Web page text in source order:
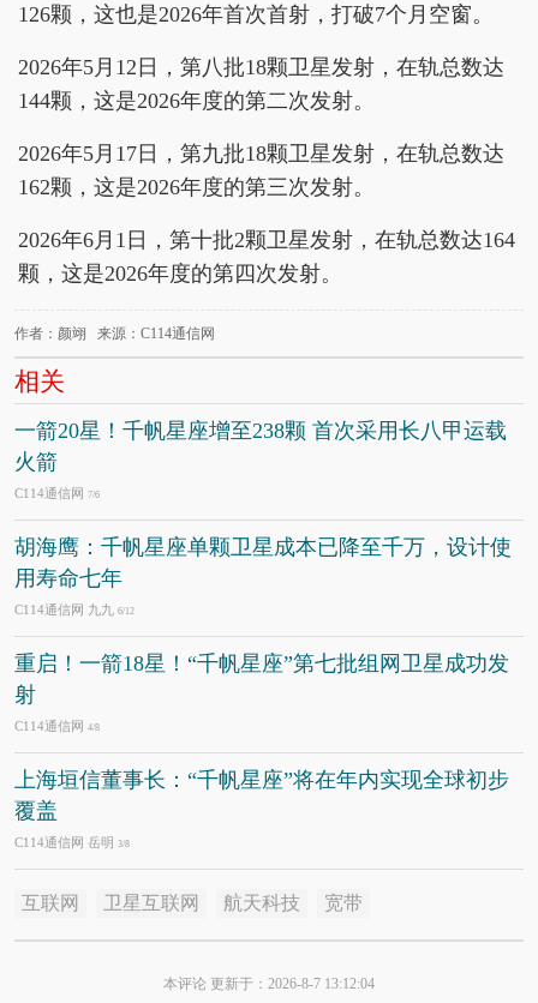
126颗，这也是2026年首次首射，打破7个月空窗。
2026年5月12日，第八批18颗卫星发射，在轨总数达
144颗，这是2026年度的第二次发射。
2026年5月17日，第九批18颗卫星发射，在轨总数达
162颗，这是2026年度的第三次发射。
2026年6月1日，第十批2颗卫星发射，在轨总数达164
颗，这是2026年度的第四次发射。
作者：颜翊 来源：C114通信网
相关
一箭20星！千帆星座增至238颗 首次采用长八甲运载
火箭
C114通信网 7/6
胡海鹰：千帆星座单颗卫星成本已降至千万，设计使
用寿命七年
C114通信网 九九 6/12
重启！一箭18星！“千帆星座”第七批组网卫星成功发
射
C114通信网 4/8
上海垣信董事长：“千帆星座”将在年内实现全球初步
覆盖
C114通信网 岳明 3/8
互联网 卫星互联网 航天科技 宽带
本评论 更新于：2026-8-7 13:12:04